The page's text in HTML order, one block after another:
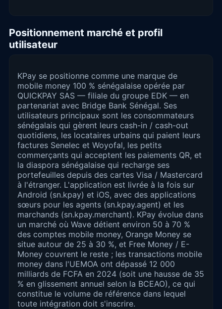
Positionnement marché et profil
utilisateur
KPay se positionne comme une marque de
mobile money 100 % sénégalaise opérée par
QUICKPAY SAS — filiale du groupe EDK — en
partenariat avec Bridge Bank Sénégal. Ses
utilisateurs principaux sont les consommateurs
sénégalais qui gèrent leurs cash-in / cash-out
quotidiens, les locataires urbains qui paient leurs
factures Senelec et Woyofal, les petits
commerçants qui acceptent les paiements QR, et
la diaspora sénégalaise qui recharge ses
portefeuilles depuis des cartes Visa / Mastercard
à l'étranger. L'application est livrée à la fois sur
Android (sn.kpay) et iOS, avec des applications
sœurs pour les agents (sn.kpay.agent) et les
marchands (sn.kpay.merchant). KPay évolue dans
un marché où Wave détient environ 50 à 70 %
des comptes mobile money, Orange Money se
situe autour de 25 à 30 %, et Free Money / E-
Money couvrent le reste ; les transactions mobile
money dans l'UEMOA ont dépassé 12 000
milliards de FCFA en 2024 (soit une hausse de 35
% en glissement annuel selon la BCEAO), ce qui
constitue le volume de référence dans lequel
toute intégration doit s'inscrire.